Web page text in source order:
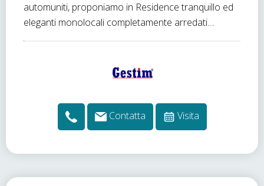
automuniti, proponiamo in Residence tranquillo ed
eleganti monolocali completamente arredati....
Contatta Visita